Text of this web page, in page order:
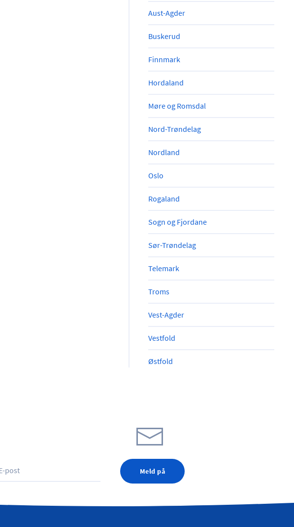
Aust-Agder
Buskerud
Finnmark
Hordaland
Møre og Romsdal
Nord-Trøndelag
Nordland
Oslo
Rogaland
Sogn og Fjordane
Sør-Trøndelag
Telemark
Troms
Vest-Agder
Vestfold
Østfold
Meld på